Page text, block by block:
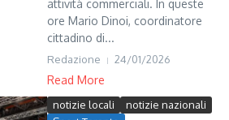
attività commerciali. In queste
ore Mario Dinoi, coordinatore
cittadino di...
Redazione 24/01/2026
Read More
notizie locali
notizie nazionali